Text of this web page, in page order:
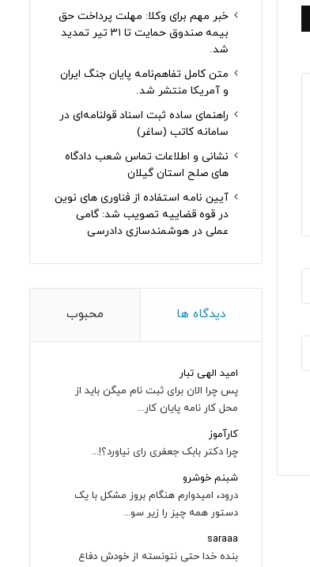
خبر مهم برای وکلا: مهلت پرداخت حق
بیمه صندوق حمایت تا ۳۱ تیر تمدید
شد.
متن کامل تفاهم‌نامه پایان جنگ ایران
و آمریکا منتشر شد.
راهنمای ساده ثبت اسناد قولنامه‌ای در
سامانه کاتب (ساغر)
نشانی و اطلاعات تماس شعب دادگاه
های صلح استان گیلان
آیین نامه استفاده از فناوری های نوین
در قوه قضاییه تصویب شد: گامی
عملی در هوشمندسازی دادرسی
دیدگاه ها محبوب
امید الهی تبار
پس چرا الان برای ثبت نام میگن باید از
محل کار نامه پایان کار...
کارآموز
چرا دکتر بابک جعفری رای نیاورد؟!...
شبنم خوشرو
درود، امیدوارم هنگام بروز مشکل با یک
دستور همه چیز را زیر سو...
saraaa
بنده خدا حتی نتونسته از خودش دفاع